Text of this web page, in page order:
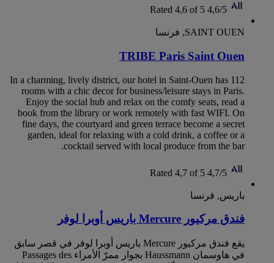
4,6/5
Rated 4,6 of 5
SAINT OUEN, فرنسا
TRIBE Paris Saint Ouen
In a charming, lively district, our hotel in Saint-Ouen has 112
rooms with a chic decor for business/leisure stays in Paris.
Enjoy the social hub and relax on the comfy seats, read a
book from the library or work remotely with fast WIFI. On
fine days, the courtyard and green terrace become a secret
garden, ideal for relaxing with a cold drink, a coffee or a
cocktail served with local produce from the bar.
4,7/5
Rated 4,7 of 5
باريس, فرنسا
فندق مركيور Mercure باريس أوبرا لوفر
يقع فندق مركيور Mercure باريس أوبرا لوفر في قصر سابق
في هاوسمان Haussmann بجوار ممرّ الأمراء Passages des